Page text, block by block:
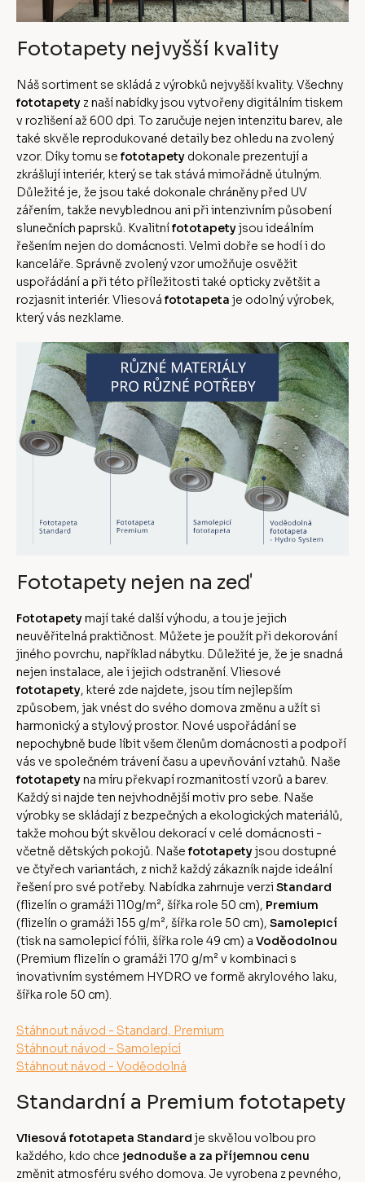
Fototapety nejvyšší kvality
Náš sortiment se skládá z výrobků nejvyšší kvality. Všechny
fototapety z naší nabídky jsou vytvořeny digitálním tiskem
v rozlišení až 600 dpi. To zaručuje nejen intenzitu barev, ale
také skvěle reprodukované detaily bez ohledu na zvolený
vzor. Díky tomu se fototapety dokonale prezentují a
zkrášlují interiér, který se tak stává mimořádně útulným.
Důležité je, že jsou také dokonale chráněny před UV
zářením, takže nevyblednou ani při intenzivním působení
slunečních paprsků. Kvalitnífototapetyjsou ideálním
řešením nejen do domácnosti. Velmi dobře se hodí i do
kanceláře. Správně zvolený vzor umožňuje osvěžit
uspořádání a při této příležitosti také opticky zvětšit a
rozjasnit interiér. Vliesová fototapeta je odolný výrobek,
který vás nezklame.
Fototapety nejen na zeď
Fototapetymají také další výhodu, a tou je jejich
neuvěřitelná praktičnost. Můžete je použít při dekorování
jiného povrchu, například nábytku. Důležité je, že je snadná
nejen instalace, ale i jejich odstranění. Vliesové
fototapety, které zde najdete, jsou tím nejlepším
způsobem, jak vnést do svého domova změnu a užít si
harmonický a stylový prostor. Nové uspořádání se
nepochybně bude líbit všem členům domácnosti a podpoří
vás ve společném trávení času a upevňování vztahů. Naše
fototapetyna míru překvapí rozmanitostí vzorů a barev.
Každý si najde ten nejvhodnější motiv pro sebe. Naše
výrobky se skládají z bezpečných a ekologických materiálů,
takže mohou být skvělou dekorací v celé domácnosti -
včetně dětských pokojů. Naše fototapetyjsou dostupné
ve čtyřech variantách, z nichž každý zákazník najde ideální
řešení pro své potřeby. Nabídka zahrnuje verzi Standard
(flizelín o gramáži 110g/m², šířka role 50 cm), Premium
(flizelín o gramáži 155 g/m², šířka role 50 cm), Samolepicí
(tisk na samolepicí fólii, šířka role 49 cm) a Voděodolnou
(Premium flizelín o gramáži 170 g/m² v kombinaci s
inovativním systémem HYDRO ve formě akrylového laku,
šířka role 50 cm).
Stáhnout návod - Standard, Premium
Stáhnout návod - Samolepící
Stáhnout návod - Voděodolná
Standardní a Premium fototapety
Vliesová fototapeta Standard je skvělou volbou pro
každého, kdo chce jednoduše a za příjemnou cenu
změnit atmosféru svého domova. Je vyrobena z pevného,